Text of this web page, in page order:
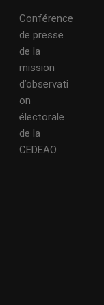
Conférence
de presse
de la
mission
d’observati
on
électorale
de la
CEDEAO